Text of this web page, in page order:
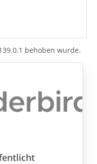
behoben wurde.